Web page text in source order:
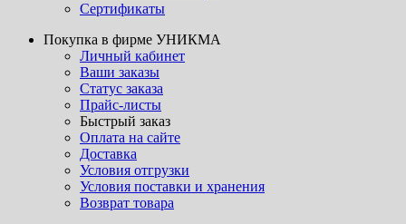
Сертификаты
Покупка в фирме УНИКМА
Личный кабинет
Ваши заказы
Статус заказа
Прайс-листы
Быстрый заказ
Оплата на сайте
Доставка
Условия отгрузки
Условия поставки и хранения
Возврат товара